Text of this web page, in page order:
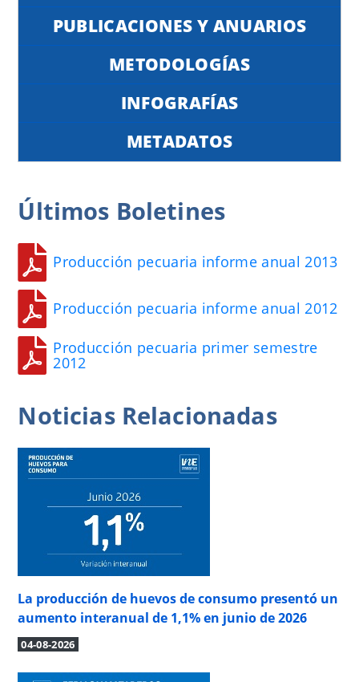
PUBLICACIONES Y ANUARIOS
METODOLOGÍAS
INFOGRAFÍAS
METADATOS
Últimos Boletines
Producción pecuaria informe anual 2013
Producción pecuaria informe anual 2012
Producción pecuaria primer semestre
2012
NoticiasRelacionadas
La producción de huevos de consumo presentó un
aumento interanual de 1,1% en junio de 2026
04-08-2026